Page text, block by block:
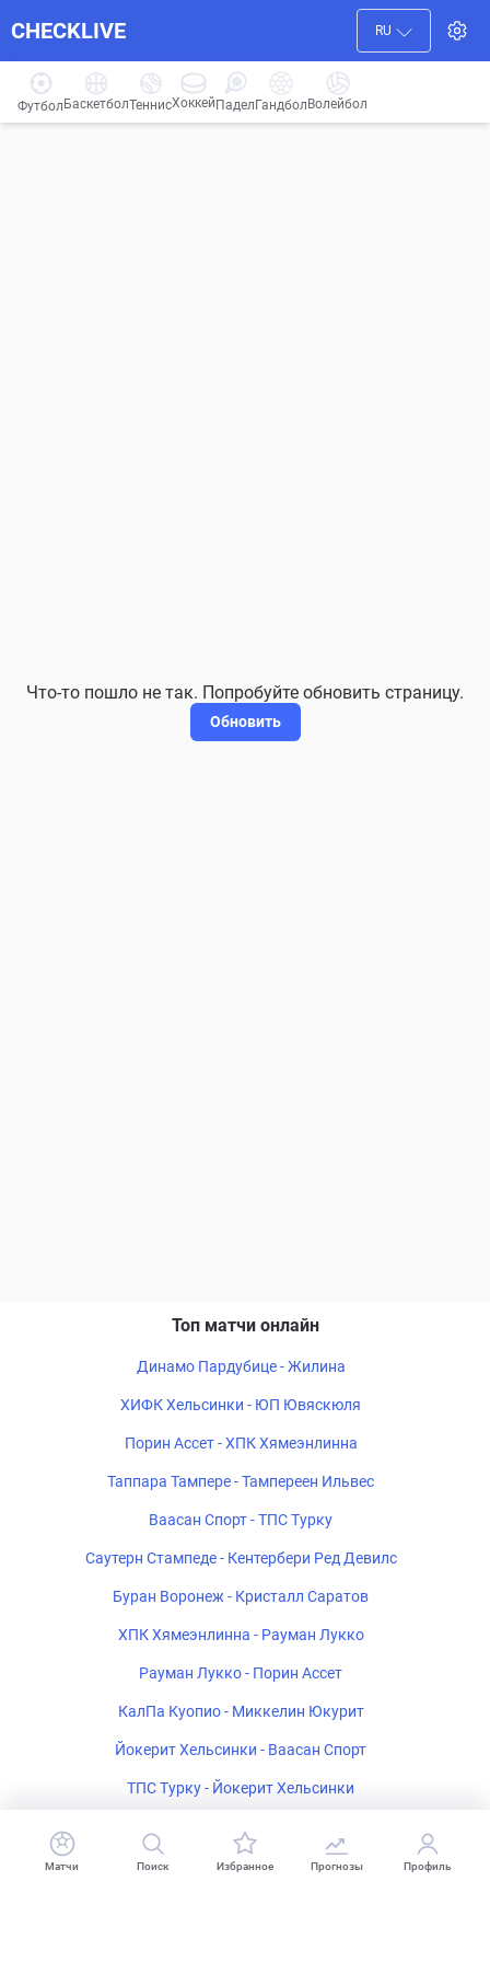
CHECKLIVE RU
Футбол БаскетболТеннисХоккей ПаделГандбол Волейбол
Что-то пошло не так. Попробуйте обновить страницу.
Обновить
Топ матчи онлайн
Динамо Пардубице - Жилина
ХИФК Хельсинки - ЮП Ювяскюля
Порин Ассет - ХПК Хямеэнлинна
Таппара Тампере - Тампереен Ильвес
Ваасан Спорт - ТПС Турку
Саутерн Стампеде - Кентербери Ред Девилс
Буран Воронеж - Кристалл Саратов
ХПК Хямеэнлинна - Рауман Лукко
Рауман Лукко - Порин Ассет
КалПа Куопио - Миккелин Юкурит
Йокерит Хельсинки - Ваасан Спорт
ТПС Турку - Йокерит Хельсинки
Матчи Поиск Избранное Прогнозы Профиль